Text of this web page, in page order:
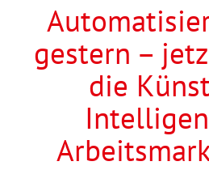
gestern –
die